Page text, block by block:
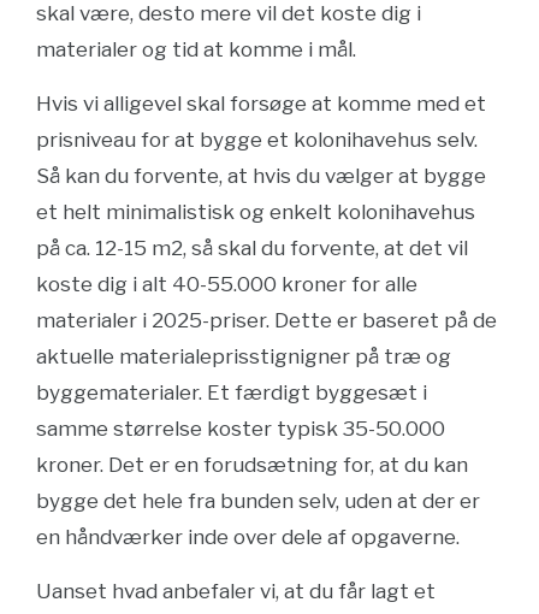
skal være, desto mere vil det koste dig i
materialer og tid at komme i mål.
Hvis vi alligevel skal forsøge at komme med et
prisniveau for at bygge et kolonihavehus selv.
Så kan du forvente, at hvis du vælger at bygge
et helt minimalistisk og enkelt kolonihavehus
på ca. 12-15 m2, så skal du forvente, at det vil
koste dig i alt 40-55.000 kroner for alle
materialer i 2025-priser. Dette er baseret på de
aktuelle materialeprisstignigner på træ og
byggematerialer. Et færdigt byggesæt i
samme størrelse koster typisk 35-50.000
kroner. Det er en forudsætning for, at du kan
bygge det hele fra bunden selv, uden at der er
en håndværker inde over dele af opgaverne.
Uanset hvad anbefaler vi, at du får lagt et